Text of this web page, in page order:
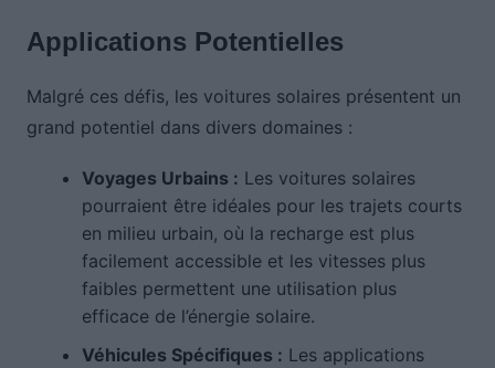
Applications Potentielles
Malgré ces défis, les voitures solaires présentent un
grand potentiel dans divers domaines :
Voyages Urbains : Les voitures solaires
pourraient être idéales pour les trajets courts
en milieu urbain, où la recharge est plus
facilement accessible et les vitesses plus
faibles permettent une utilisation plus
efficace de l’énergie solaire.
Véhicules Spécifiques : Les applications